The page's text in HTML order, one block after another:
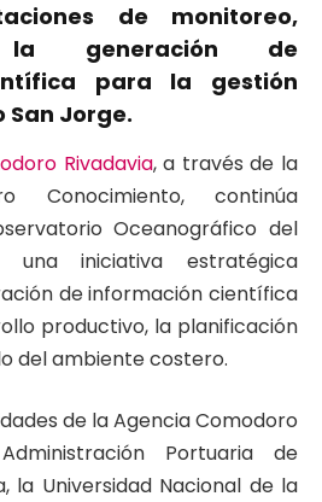
de monitoreo,
la generación de
para la gestión
Jorge.
Rivadavia, a través de la
Conocimiento, continúa
Oceanográfico del
una iniciativa estratégica
de información científica
productivo, la planificación
del ambiente costero.
de la Agencia Comodoro
Portuaria de
la Universidad Nacional de la